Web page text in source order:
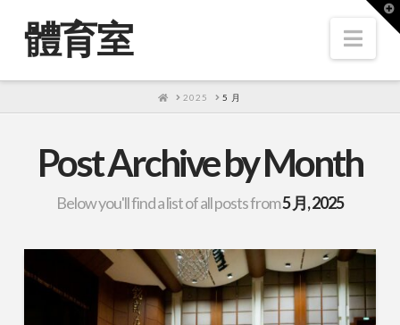
體育室
HOME
2025 5 月
Post Archive by Month
Below you'll find a list of all posts from5 月, 2025